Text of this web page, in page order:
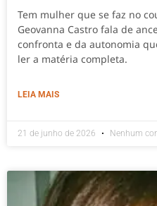
Tem mulher que se faz no
Geovanna Castro fala de
confronta e da autonomia
ler a matéria completa.
LEIA MAIS
21 de junho de 2026 Nenhum